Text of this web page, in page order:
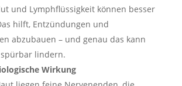
und Lymphflüssigkeit können besser
hilft, Entzündungen und
abzubauen – und genau das kann
lindern.
Wirkung